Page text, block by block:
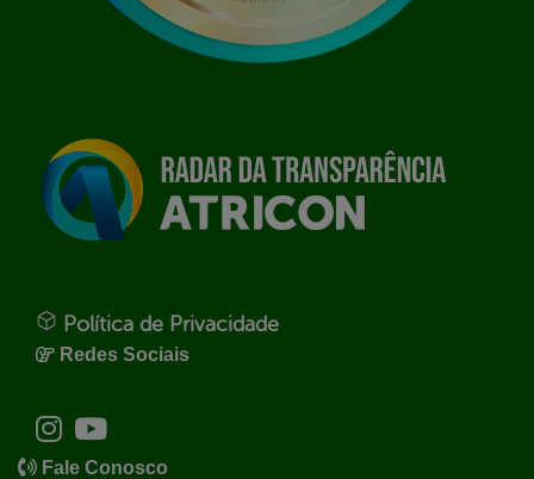
Política de Privacidade
Redes Sociais
Fale Conosco